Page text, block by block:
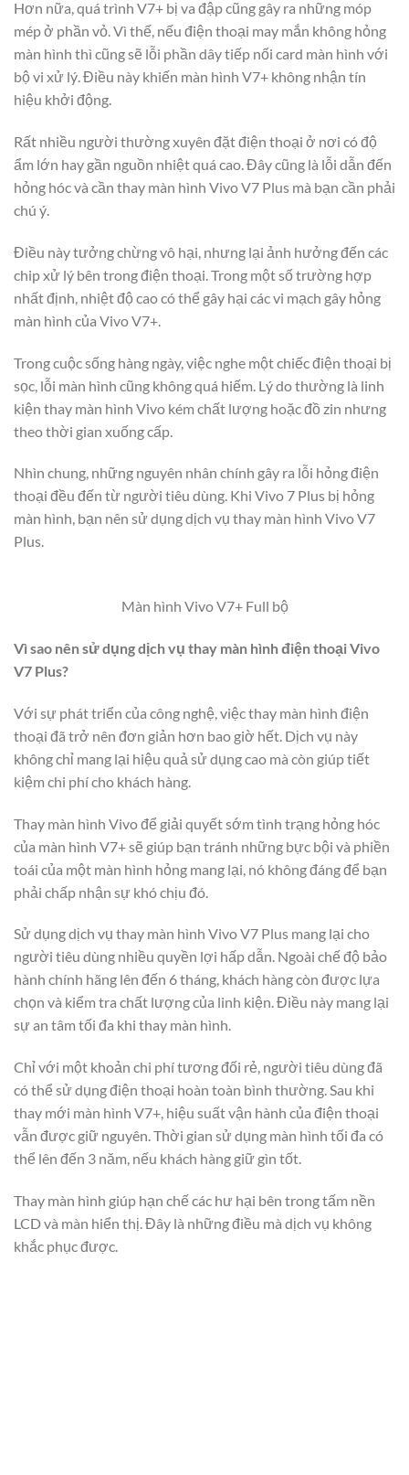
Hơn nữa, quá trình V7+ bị va đập cũng gây ra những móp
mép ở phần vỏ. Vì thế, nếu điện thoại may mắn không hỏng
màn hình thì cũng sẽ lỗi phần dây tiếp nối card màn hình với
bộ vi xử lý. Điều này khiến màn hình V7+ không nhận tín
hiệu khởi động.
Rất nhiều người thường xuyên đặt điện thoại ở nơi có độ
ẩm lớn hay gần nguồn nhiệt quá cao. Đây cũng là lỗi dẫn đến
hỏng hóc và cần thay màn hình Vivo V7 Plus mà bạn cần phải
chú ý.
Điều này tưởng chừng vô hại, nhưng lại ảnh hưởng đến các
chip xử lý bên trong điện thoại. Trong một số trường hợp
nhất định, nhiệt độ cao có thể gây hại các vi mạch gây hỏng
màn hình của Vivo V7+.
Trong cuộc sống hàng ngày, việc nghe một chiếc điện thoại bị
sọc, lỗi màn hình cũng không quá hiếm. Lý do thường là linh
kiện thay màn hình Vivo kém chất lượng hoặc đồ zin nhưng
theo thời gian xuống cấp.
Nhìn chung, những nguyên nhân chính gây ra lỗi hỏng điện
thoại đều đến từ người tiêu dùng. Khi Vivo 7 Plus bị hỏng
màn hình, bạn nên sử dụng dịch vụ thay màn hình Vivo V7
Plus.
Màn hình Vivo V7+ Full bộ
Vì sao nên sử dụng dịch vụ thay màn hình điện thoại Vivo
V7 Plus?
Với sự phát triển của công nghệ, việc thay màn hình điện
thoại đã trở nên đơn giản hơn bao giờ hết. Dịch vụ này
không chỉ mang lại hiệu quả sử dụng cao mà còn giúp tiết
kiệm chi phí cho khách hàng.
Thay màn hình Vivo để giải quyết sớm tình trạng hỏng hóc
của màn hình V7+ sẽ giúp bạn tránh những bực bội và phiền
toái của một màn hình hỏng mang lại, nó không đáng để bạn
phải chấp nhận sự khó chịu đó.
Sử dụng dịch vụ thay màn hình Vivo V7 Plus mang lại cho
người tiêu dùng nhiều quyền lợi hấp dẫn. Ngoài chế độ bảo
hành chính hãng lên đến 6 tháng, khách hàng còn được lựa
chọn và kiểm tra chất lượng của linh kiện. Điều này mang lại
sự an tâm tối đa khi thay màn hình.
Chỉ với một khoản chi phí tương đối rẻ, người tiêu dùng đã
có thể sử dụng điện thoại hoàn toàn bình thường. Sau khi
thay mới màn hình V7+, hiệu suất vận hành của điện thoại
vẫn được giữ nguyên. Thời gian sử dụng màn hình tối đa có
thể lên đến 3 năm, nếu khách hàng giữ gìn tốt.
Thay màn hình giúp hạn chế các hư hại bên trong tấm nền
LCD và màn hiển thị. Đây là những điều mà dịch vụ không
khắc phục được.